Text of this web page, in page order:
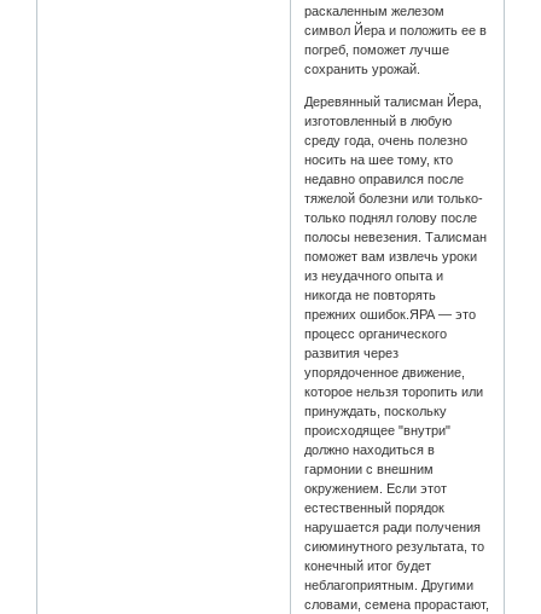
раскаленным железом
символ Йера и положить ее в
погреб, поможет лучше
сохранить урожай.
Деревянный талисман Йера,
изготовленный в любую
среду года, очень полезно
носить на шее тому, кто
недавно оправился после
тяжелой болезни или только-
только поднял голову после
полосы невезения. Талисман
поможет вам извлечь уроки
из неудачного опыта и
никогда не повторять
прежних ошибок.ЯРА — это
процесс органического
развития через
упорядоченное движение,
которое нельзя торопить или
принуждать, поскольку
происходящее "внутри"
должно находиться в
гармонии с внешним
окружением. Если этот
естественный порядок
нарушается ради получения
сиюминутного результата, то
конечный итог будет
неблагоприятным. Другими
словами, семена прорастают,